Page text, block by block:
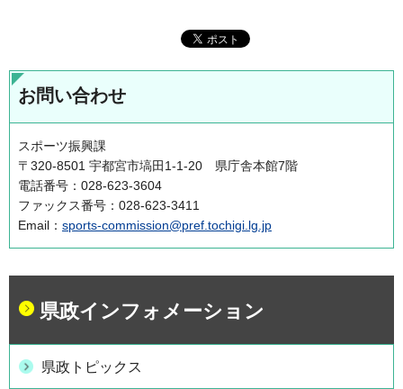
お問い合わせ
スポーツ振興課
〒320-8501 宇都宮市塙田1-1-20 県庁舎本館7階
電話番号：028-623-3604
ファックス番号：028-623-3411
Email： sports-commission@pref.tochigi.lg.jp
県政インフォメーション
県政トピックス